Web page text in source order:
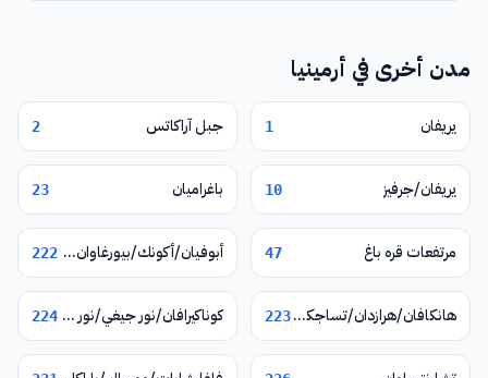
مدن أخرى في أرمينيا
يريفان 1 جبل آراكاتس 2
يريفان/جرفيز 10 باغراميان 23
مرتفعات قره باغ 47 أبوفيان/أكونك/بيورغاوان/نور غيوغ/فيرين بتغني 222
هانكافان/هرازدان/تساجكادزور223 كوناكيرافان/نور جيغي/نور هاتشن/يغوارد 224